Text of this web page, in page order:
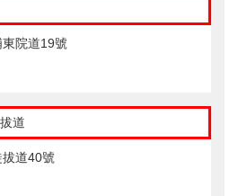
院道19號
道
道40號